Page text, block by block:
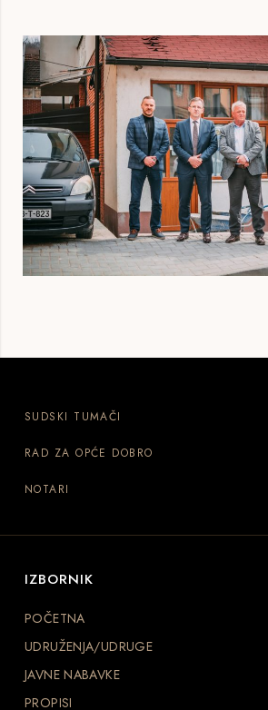
SUDSKI TUMAČI
RAD ZA OPĆE DOBRO
NOTARI
IZBORNIK
POČETNA
UDRUŽENJA/UDRUGE
JAVNE NABAVKE
PROPISI